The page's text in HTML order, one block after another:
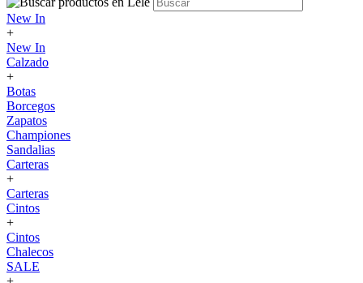
New In
+
New In
Calzado
+
Botas
Borcegos
Zapatos
Championes
Sandalias
Carteras
+
Carteras
Cintos
+
Cintos
Chalecos
SALE